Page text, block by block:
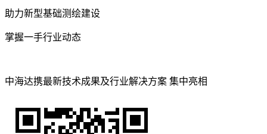
助力新型基础测绘建设
掌握一手行业动态
中海达携最新技术成果及行业解决方案 集中亮相